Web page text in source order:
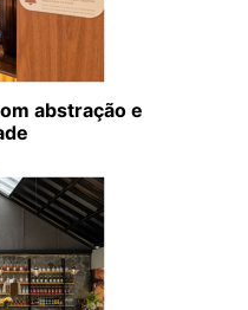
abstração e